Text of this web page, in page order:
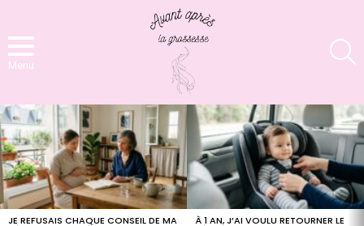
Menu
LATEST
STORIES
JE REFUSAIS CHAQUE CONSEIL DE MA À 1 AN, J’AI VOULU RETOURNER LE